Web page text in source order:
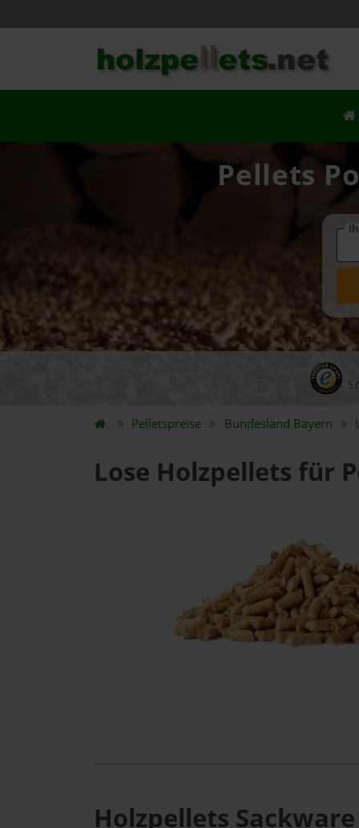
Pellets
Pelletspreise Bundesland Bayern
Lose Holzpellets für
Holzpellets